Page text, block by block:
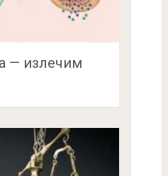
— излечим